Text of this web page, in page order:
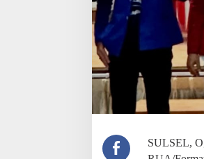
SULSEL,